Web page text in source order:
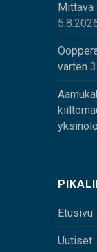
varten
Etusivu
Uutiset